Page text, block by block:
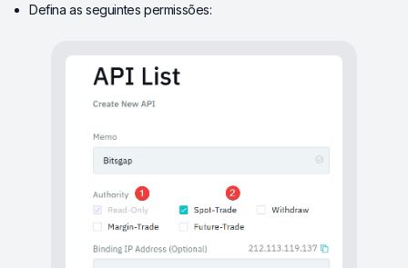
Defina as seguintes permissões: